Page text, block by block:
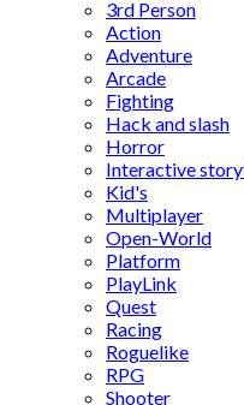
3rd Person
Action
Adventure
Arcade
Fighting
Hack and slash
Horror
Interactive
Kid's
Multiplayer
Open-World
Platform
PlayLink
Quest
Racing
Roguelike
RPG
Shooter